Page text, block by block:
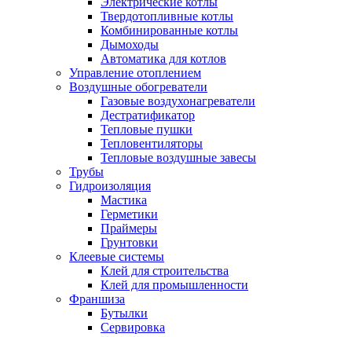
Твердотопливные котлы
Комбинированные котлы
Дымоходы
Автоматика для котлов
Управление отоплением
Воздушные обогреватели
Газовые воздухонагреватели
Дестратификатор
Тепловые пушки
Тепловентиляторы
Тепловые воздушные завесы
Трубы
Гидроизоляция
Мастика
Герметики
Праймеры
Грунтовки
Клеевые системы
Клей для строительства
Клей для промышленности
Франшиза
Бутылки
Сервировка